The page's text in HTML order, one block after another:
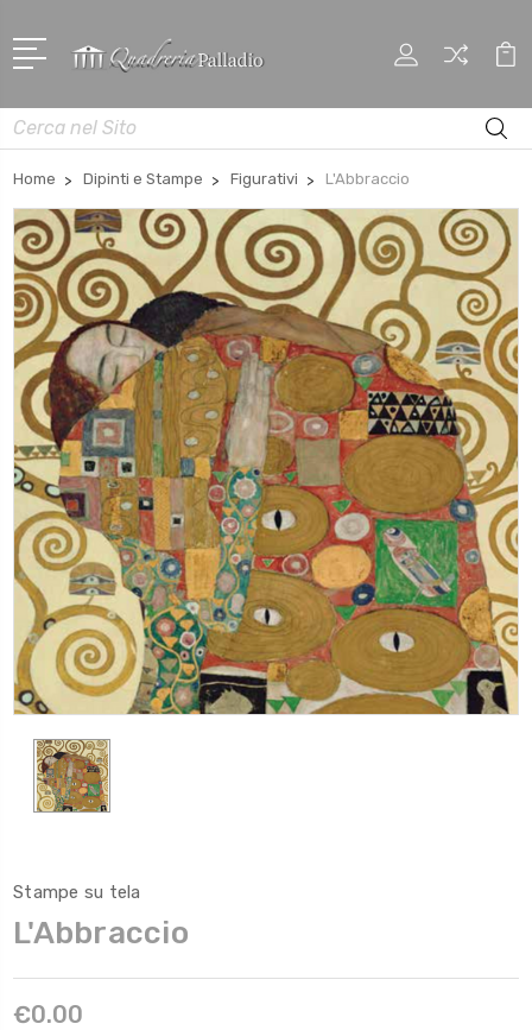
Cerca
Home Dipinti e Stampe Figurativi L'Abbraccio
Stampe su tela
L'Abbraccio
€0.00